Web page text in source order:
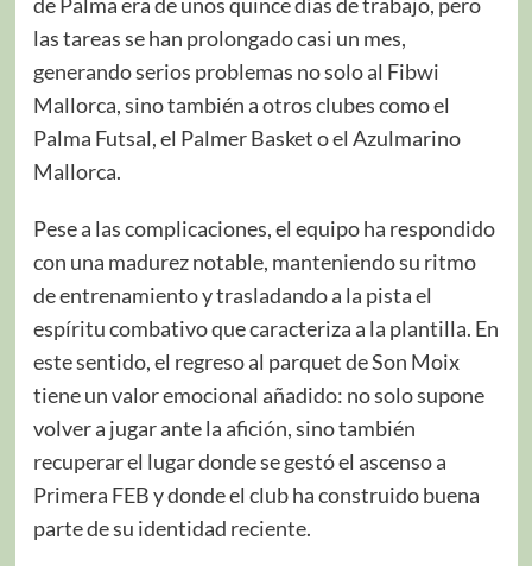
las tareas se han prolongado casi un mes,
generando serios problemas no solo al Fibwi
Mallorca, sino también a otros clubes como el
Palma Futsal, el Palmer Basket o el Azulmarino
Mallorca.
Pese a las complicaciones, el equipo ha respondido
con una madurez notable, manteniendo su ritmo
de entrenamiento y trasladando a la pista el
espíritu combativo que caracteriza a la plantilla. En
este sentido, el regreso al parquet de Son Moix
tiene un valor emocional añadido: no solo supone
volver a jugar ante la afición, sino también
recuperar el lugar donde se gestó el ascenso a
Primera FEB y donde el club ha construido buena
parte de su identidad reciente.